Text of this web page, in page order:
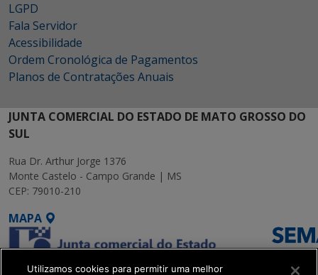
LGPD
Fala Servidor
Acessibilidade
Ordem Cronológica de Pagamentos
Planos de Contratações Anuais
JUNTA COMERCIAL DO ESTADO DE MATO GROSSO DO
SUL
Rua Dr. Arthur Jorge 1376
Monte Castelo - Campo Grande | MS
CEP: 79010-210
MAPA
Utilizamos cookies para permitir uma melhor